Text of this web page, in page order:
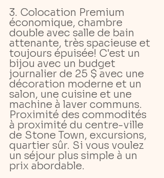
3. Colocation Premium
économique, chambre
double avec salle de bain
attenante, très spacieuse et
toujours épuisée! C'est un
bijou avec un budget
journalier de 25 $ avec une
décoration moderne et un
salon, une cuisine et une
machine à laver communs.
Proximité des commodités
à proximité du centre-ville
de Stone Town, excursions,
quartier sûr. Si vous voulez
un séjour plus simple à un
prix abordable.